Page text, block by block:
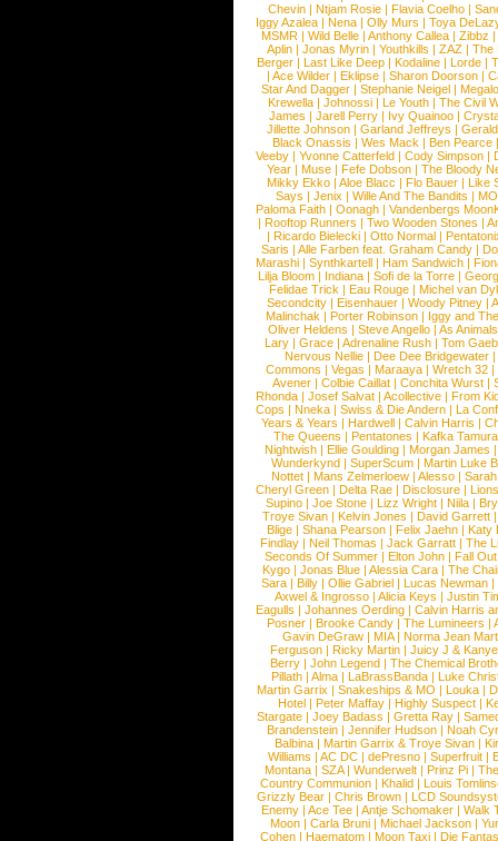
Chevin |Ntjam Rosie |Flavia Coelho |
Iggy Azalea | Nena | Olly Murs | Toya
MSMR |Wild Belle |Anthony Callea |Zibbz
Aplin | Jonas Myrin | Youthkills | ZAZ | The
Berger |Last Like Deep |Kodaline |Lorde |
|Ace Wilder |Eklipse |Sharon Doorson |
Star And Dagger | Stephanie Neigel |
Krewella | Johnossi | Le Youth | The Civil
James | Jarell Perry | Ivy Quainoo |
Jillette Johnson | Garland Jeffreys |
Black Onassis | Wes Mack | Ben Pearce
Veeby | Yvonne Catterfeld | Cody Simpson |
Year |Muse |Fefe Dobson |The Bloody
Mikky Ekko | Aloe Blacc | Flo Bauer | Like
Says | Jenix | Wille And The Bandits | MO
Paloma Faith |Oonagh |Vandenbergs
|Rooftop Runners |Two Wooden Stones |
| Ricardo Bielecki | Otto Normal |
Saris | Alle Farben feat. Graham Candy |
Marashi | Synthkartell | Ham Sandwich |
Lilja Bloom | Indiana | Sofi de la Torre |
Felidae Trick | Eau Rouge | Michel van
Secondcity |Eisenhauer |Woody Pitney |
Malinchak |Porter Robinson | Iggy and
Oliver Heldens |Steve Angello |As Animals
Lary | Grace | Adrenaline Rush | Tom
Nervous Nellie | Dee Dee Bridgewater |
Commons |Vegas |Maraaya |Wretch 32 |
Avener | Colbie Caillat | Conchita Wurst |
Rhonda | Josef Salvat | Acollective | From
Cops | Nneka | Swiss & Die Andern | La
Years & Years |Hardwell |Calvin Harris |
The Queens | Pentatones | Kafka Tamura
Nightwish |Ellie Goulding |Morgan James
Wunderkynd | SuperScum | Martin Luke
Nottet |Mans Zelmerloew |Alesso |
Cheryl Green |Delta Rae |Disclosure |
Supino |Joe Stone |Lizz Wright |Niila |
Troye Sivan | Kelvin Jones | David Garrett
Blige | Shana Pearson | Felix Jaehn | Katy
Findlay |Neil Thomas |Jack Garratt |The
Seconds Of Summer |Elton John |Fall
Kygo |Jonas Blue |Alessia Cara |The
Sara |Billy |Ollie Gabriel |Lucas Newman |
Axwel & Ingrosso | Alicia Keys | Justin
Eagulls |Johannes Oerding |Calvin Harris
Posner |Brooke Candy |The Lumineers |
Gavin DeGraw | MIA| Norma Jean
Ferguson | Ricky Martin | Juicy J &
Berry | John Legend | The Chemical
Pillath |Alma |LaBrassBanda |Luke
Martin Garrix | Snakeships & MO | Louka |
Hotel | Peter Maffay | Highly Suspect |
Stargate |Joey Badass |Gretta Ray |
Brandenstein |Jennifer Hudson |Noah
Balbina | Martin Garrix & Troye Sivan |
Williams |AC DC |dePresno |Superfruit |
Montana |SZA|Wunderwelt |Prinz Pi |
Country Communion | Khalid | Louis
Grizzly Bear | Chris Brown | LCD
Enemy | Ace Tee | Antje Schomaker | Walk
Moon |Carla Bruni |Michael Jackson |
Cohen |Haematom |Moon Taxi |Die